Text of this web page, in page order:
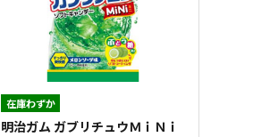
在庫わずか
明治ガム ガブリチュウＭｉＮｉ